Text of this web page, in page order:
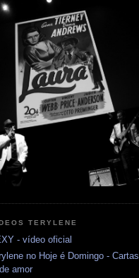
TERYLENE
- vídeo oficial
no Hoje é Domingo - Cartas
de amor